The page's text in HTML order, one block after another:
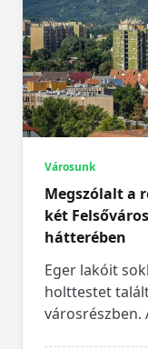
Városunk
Megszólalt a
két
hátterében
Eger lakóit
holttestet
városrészben.